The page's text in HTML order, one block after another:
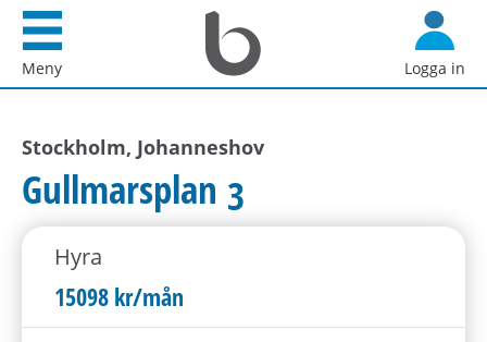
d
t
Meny
Startsida
Bostadsförmedlingen
i
AB
Logga in
Stockholm, Johanneshov
Gullmarsplan 3
Hyra
15098 kr/mån